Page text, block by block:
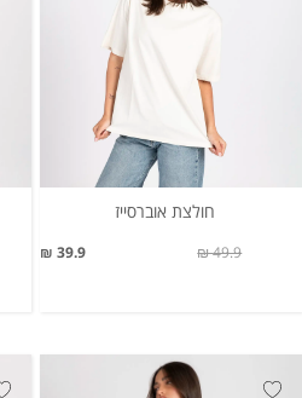
חולצת אוברסייז
39.9 ₪ 49.9 ₪